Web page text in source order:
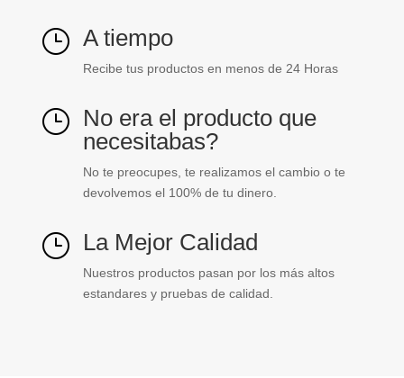
} A tiempo
Recibe tus productos en menos de 24 Horas
} No era el producto que
necesitabas?
No te preocupes, te realizamos el cambio o te
devolvemos el 100% de tu dinero.
} La Mejor Calidad
Nuestros productos pasan por los más altos
estandares y pruebas de calidad.